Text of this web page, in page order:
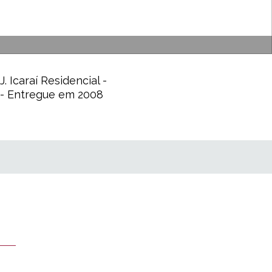
Icaraí Residencial -
Entregue em 2008